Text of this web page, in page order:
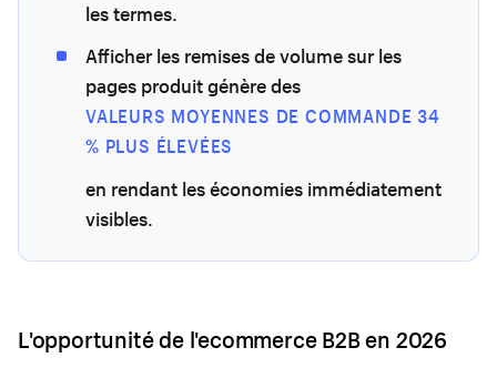
les termes.
Afficher les remises de volume sur les
pages produit génère des
VALEURS MOYENNES DE COMMANDE 34
% PLUS ÉLEVÉES
en rendant les économies immédiatement
visibles.
L'opportunité de l'ecommerce B2B en 2026